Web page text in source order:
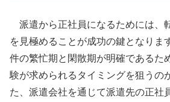
派遣から正社員になるためには、
を見極めることが成功の鍵となりま
件の繁忙期と閑散期が明確であるた
験が求められるタイミングを狙うの
た、派遣会社を通じて派遣先の正社